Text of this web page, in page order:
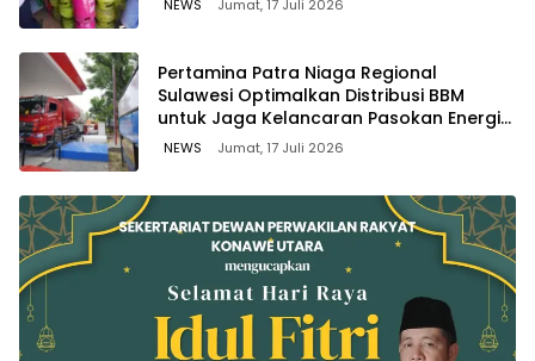
NEWS Jumat, 17 Juli 2026
Pertamina Patra Niaga Regional
Sulawesi Optimalkan Distribusi BBM
untuk Jaga Kelancaran Pasokan Energi
di Seluruh Wilayah Sulawesi
NEWS Jumat, 17 Juli 2026